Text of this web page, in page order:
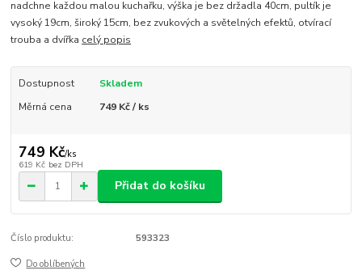
nadchne každou malou kuchařku, výška je bez držadla 40cm, pultík je
vysoký 19cm, široký 15cm, bez zvukových a světelných efektů, otvírací
trouba a dvířka celý popis
Dostupnost
Skladem
Měrná cena
749 Kč / ks
749 Kč/ks
619 Kč bez DPH
Přidat do košíku
Číslo produktu: 593323
Do oblíbených